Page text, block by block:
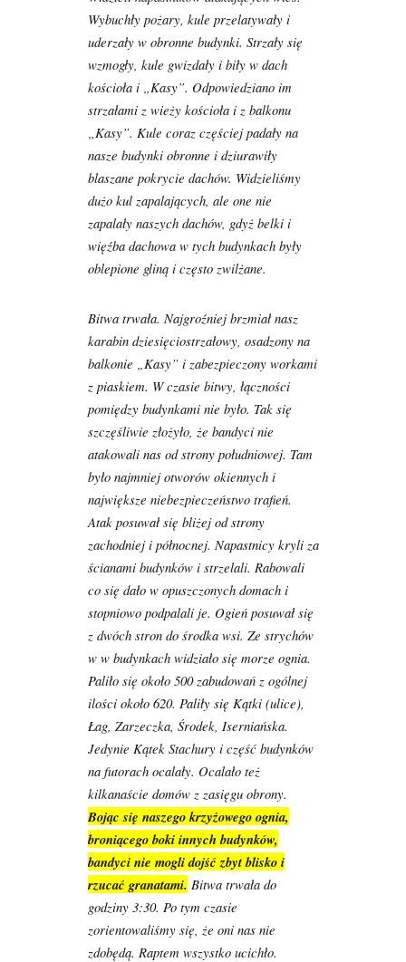
Wybuchły pożary, kule przelatywały i
uderzały w obronne budynki. Strzały się
wzmogły, kule gwizdały i biły w dach
kościoła i „Kasy”. Odpowiedziano im
strzałami z wieży kościoła i z balkonu
„Kasy”. Kule coraz częściej padały na
nasze budynki obronne i dziurawiły
blaszane pokrycie dachów. Widzieliśmy
dużo kul zapalających, ale one nie
zapalały naszych dachów, gdyż belki i
więźba dachowa w tych budynkach były
oblepione gliną i często zwilżane.
Bitwa trwała. Najgroźniej brzmiał nasz
karabin dziesięciostrzałowy, osadzony na
balkonie „Kasy” i zabezpieczony workami
z piaskiem. W czasie bitwy, łączności
pomiędzy budynkami nie było. Tak się
szczęśliwie złożyło, że bandyci nie
atakowali nas od strony południowej. Tam
było najmniej otworów okiennych i
największe niebezpieczeństwo trafień.
Atak posuwał się bliżej od strony
zachodniej i północnej. Napastnicy kryli za
ścianami budynków i strzelali. Rabowali
co się dało w opuszczonych domach i
stopniowo podpalali je. Ogień posuwał się
z dwóch stron do środka wsi. Ze strychów
w w budynkach widziało się morze ognia.
Paliło się około 500 zabudowań z ogólnej
ilości około 620. Paliły się Kątki (ulice),
Łag, Zarzeczka, Środek, Iserniańska.
Jedynie Kątek Stachury i część budynków
na futorach ocalały. Ocalało też
kilkanaście domów z zasięgu obrony.
Bojąc się naszego krzyżowego ognia,
broniącego boki innych budynków,
bandyci nie mogli dojść zbyt blisko i
rzucać granatami. Bitwa trwała do
godziny 3:30. Po tym czasie
zorientowaliśmy się, że oni nas nie
zdobędą. Raptem wszystko ucichło.